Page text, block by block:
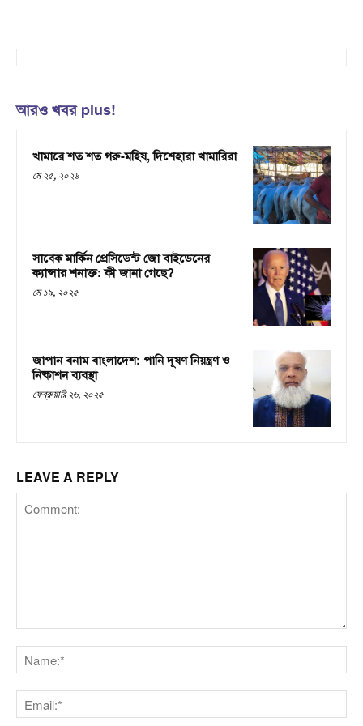
আরও খবর plus!
খামারে শত শত গরু-মহিষ, দিশেহারা খামারিরা
মে ২৫, ২০২৬
সাবেক মার্কিন প্রেসিডেন্ট জো বাইডেনের
ক্যান্সার শনাক্ত: কী জানা গেছে?
মে ১৯, ২০২৫
জাপান বনাম বাংলাদেশ: পানি দূষণ নিয়ন্ত্রণ ও
নিষ্কাশন ব্যবস্থা
ফেব্রুয়ারি ২৬, ২০২৫
LEAVE A REPLY